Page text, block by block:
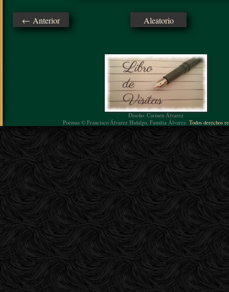
← Anterior Aleatorio
Diseño: Carmen Álvarez
Poemas © Francisco Álvarez Hidalgo, Familia Álvarez. Todos derechos